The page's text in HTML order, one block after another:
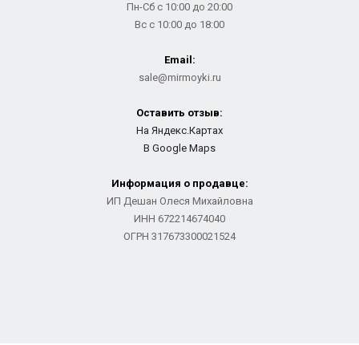
Пн-Сб с 10:00 до 20:00
Вс с 10:00 до 18:00
Email:
sale@mirmoyki.ru
Оставить отзыв:
На Яндекс.Картах
В Google Maps
Информация о продавце:
ИП Дешан Олеся Михайловна
ИНН 672214674040
ОГРН 317673300021524